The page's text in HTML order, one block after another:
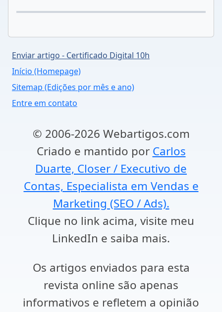
Enviar artigo - Certificado Digital 10h
Início (Homepage)
Sitemap (Edições por mês e ano)
Entre em contato
© 2006-2026 Webartigos.com
Criado e mantido por Carlos
Duarte, Closer / Executivo de
Contas, Especialista em Vendas e
Marketing (SEO / Ads).
Clique no link acima, visite meu
LinkedIn e saiba mais.
Os artigos enviados para esta
revista online são apenas
informativos e refletem a opinião